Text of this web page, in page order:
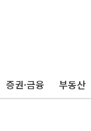
증권·금융 부동산
송영길·정청래·김민
인천 경선서 정청래에